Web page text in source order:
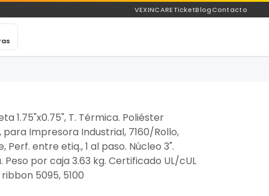
VEXINCARETicketBlogContacto
1.75"x0.75", T. Térmica. Poliéster
Impresora Industrial, 7160/Rollo,
entre etiq., 1 al paso. Núcleo 3".
por caja 3.63 kg. Certificado UL/cUL
5095, 5100